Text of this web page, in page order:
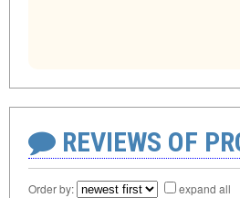
REVIEWS OF
Order by: expand all